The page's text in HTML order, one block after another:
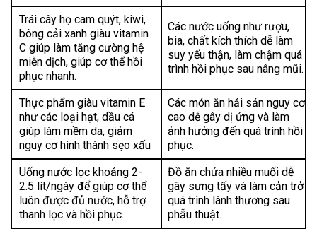
Trái cây họ cam quýt, kiwi,
bông cải xanh giàu vitamin
C giúp làm tăng cường hệ
miễn dịch, giúp cơ thể hồi
phục nhanh.
Các nước uống như rượu,
bia, chất kích thích dễ làm
suy yếu thận, làm chậm quá
trình hồi phục sau nâng mũi.
Thực phẩm giàu vitamin E
như các loại hạt, dầu cá
giúp làm mềm da, giảm
nguy cơ hình thành sẹo xấu
Các món ăn hải sản nguy cơ
cao dễ gây dị ứng và làm
ảnh hưởng đến quá trình hồi
phục.
Uống nước lọc khoảng 2-
2.5 lít/ngày để giúp cơ thể
luôn được đủ nước, hỗ trợ
thanh lọc và hồi phục.
Đồ ăn chứa nhiều muối dễ
gây sưng tấy và làm cản trở
quá trình lành thương sau
phẫu thuật.